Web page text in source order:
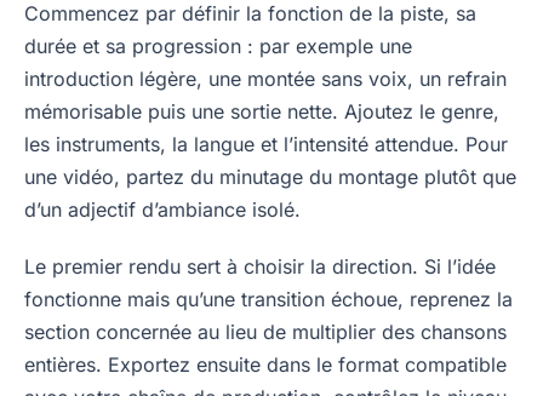
Commencez par définir la fonction de la piste, sa
durée et sa progression : par exemple une
introduction légère, une montée sans voix, un refrain
mémorisable puis une sortie nette. Ajoutez le genre,
les instruments, la langue et l’intensité attendue. Pour
une vidéo, partez du minutage du montage plutôt que
d’un adjectif d’ambiance isolé.
Le premier rendu sert à choisir la direction. Si l’idée
fonctionne mais qu’une transition échoue, reprenez la
section concernée au lieu de multiplier des chansons
entières. Exportez ensuite dans le format compatible